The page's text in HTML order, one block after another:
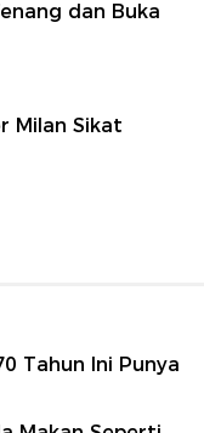
dan Buka
Milan Sikat
Tahun Ini Punya